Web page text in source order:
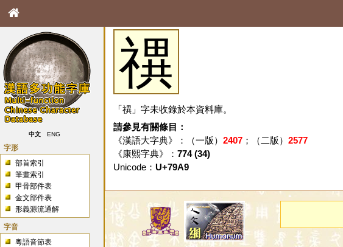
中文 ENG
字形
部首索引
筆畫索引
甲骨部件表
金文部件表
形義源流通解
字音
粵語音節表
禩
「禩」字未收錄於本資料庫。
請參見有關條目：
《漢語大字典》：（一版） 2407；（二版） 2577
《康熙字典》： 774 (34)
Unicode： U+79A9